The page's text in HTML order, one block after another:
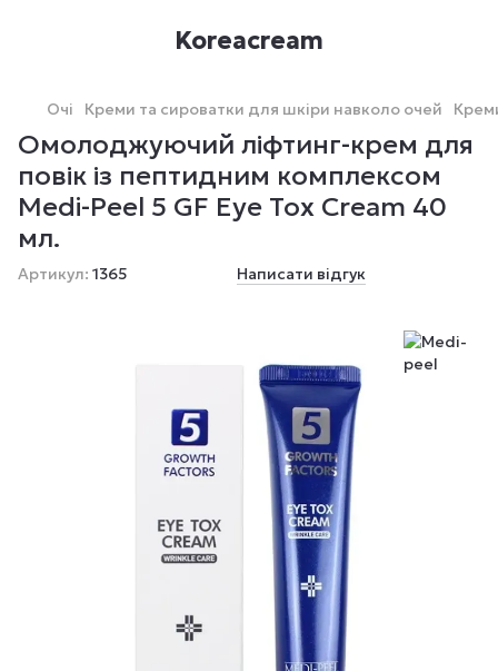
Koreacream
Очі Креми та сироватки для шкіри навколо очей
Омолоджуючий ліфтинг-крем для
повік із пептидним комплексом
Medi-Peel 5 GF Eye Tox Cream 40
мл.
Артикул: 1365 Написати відгук